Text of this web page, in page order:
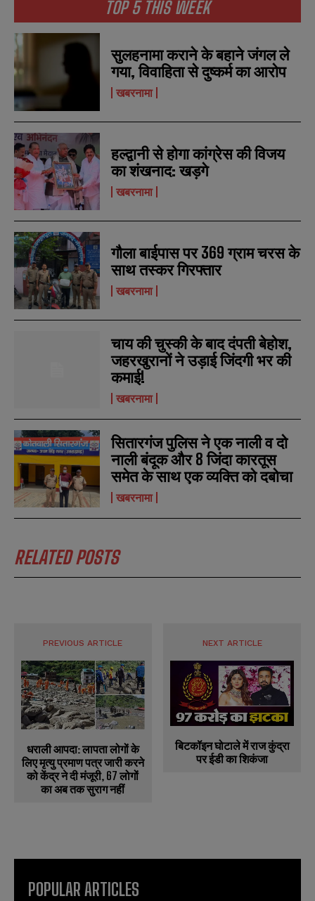
N
a
*
m
i
*
N
u
m
b
e
r
s
SUBMIT
N
a
*
m
i
*
N
u
m
b
e
r
s
SUBMIT
TOP 5 THIS WEEK
सुलहनामा कराने के बहाने जंगल ले
गया, विवाहिता से दुष्कर्म का आरोप
खबरनामा
हल्द्वानी से होगा कांग्रेस की विजय
का शंखनाद: खड़गे
खबरनामा
गौला बाईपास पर 369 ग्राम चरस के
साथ तस्कर गिरफ्तार
खबरनामा
चाय की चुस्की के बाद दंपती बेहोश,
जहरखुरानों ने उड़ाई जिंदगी भर की
कमाई!
खबरनामा
सितारगंज पुलिस ने एक नाली व दो
नाली बंदूक और 8 जिंदा कारतूस
समेत के साथ एक व्यक्ति को दबोचा
खबरनामा
RELATED POSTS
PREVIOUS ARTICLE
धराली आपदा: लापता लोगों के
लिए मृत्यु प्रमाण पत्र जारी करने
को केंद्र ने दी मंजूरी, 67 लोगों
का अब तक सुराग नहीं
NEXT ARTICLE
बिटकॉइन घोटाले में राज कुंद्रा
पर ईडी का शिकंजा
POPULAR ARTICLES